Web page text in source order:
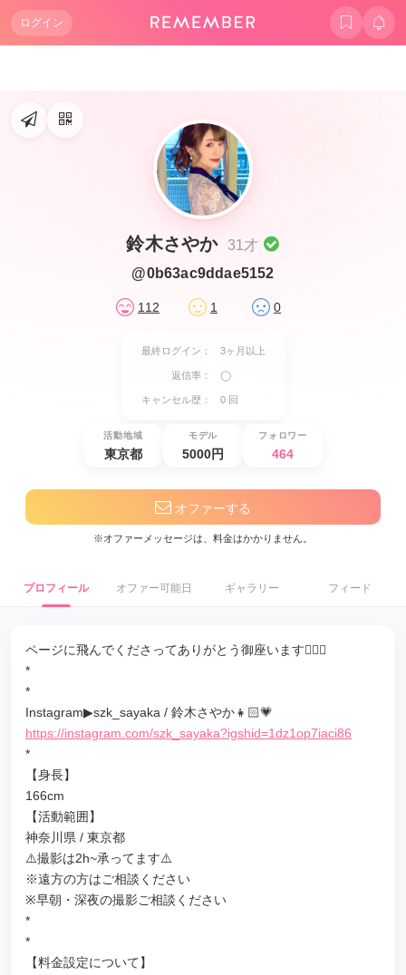
ログイン
鈴木さやか 31才
@0b63ac9ddae5152
112 1 0
最終ログイン： 3ヶ月以上
返信率： ◯
キャンセル歴： 0 回
活動地域
東京都
モデル
5000円
フォロワー
464
オファーする
※オファーメッセージは、料金はかかりません。
プロフィール オファー可能日 ギャラリー フィード
ページに飛んでくださってありがとう御座います🙇‍♂️✨
*
*
Instagram▶︎szk_sayaka / 鈴木さやか👧🏻💗
https://instagram.com/szk_sayaka?igshid=1dz1op7iaci86
*
【身長】
166cm
【活動範囲】
神奈川県 / 東京都
⚠️撮影は2h~承ってます⚠️
※遠方の方はご相談ください
※早朝・深夜の撮影ご相談ください
*
*
【料金設定について】